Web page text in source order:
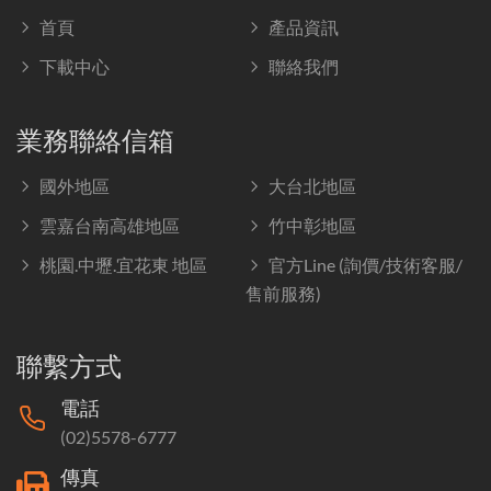
首頁
產品資訊
下載中心
聯絡我們
業務聯絡信箱
國外地區
大台北地區
雲嘉台南高雄地區
竹中彰地區
桃園.中壢.宜花東 地區
官方Line (詢價/技術客服/
售前服務)
聯繫方式
電話
(02)5578-6777
傳真